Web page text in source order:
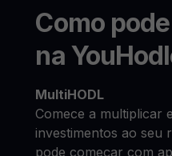
Como
na
MultiHODL
Comece a multiplicar
investimentos ao seu
pode começar com